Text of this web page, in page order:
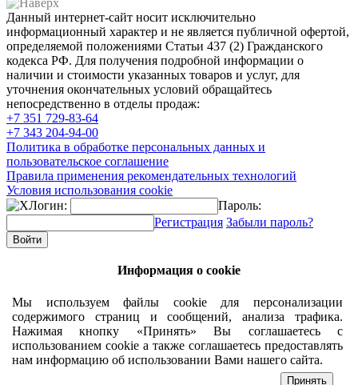
Данный интернет-сайт носит исключительно
информационный характер и не является публичной офертой,
определяемой положениями Статьи 437 (2) Гражданского
кодекса РФ. Для получения подробной информации о
наличии и стоимости указанных товаров и услуг, для
уточнения окончательных условий обращайтесь
непосредственно в отделы продаж:
+7 351 729-83-64
+7 343 204-94-00
Политика в обработке персональных данных и
пользовательское соглашение
Правила применения рекомендательных технологий
Условия использования cookie
Логин:
Пароль:
Регистрация Забыли пароль?
Информация о cookie
Мы используем файлы cookie для персонализации
содержимого страниц и сообщений, анализа трафика.
Нажимая кнопку «Принять» Вы соглашаетесь с
использованием cookie а также соглашаетесь предоставлять
нам информацию об использовании Вами нашего сайта.
Принять